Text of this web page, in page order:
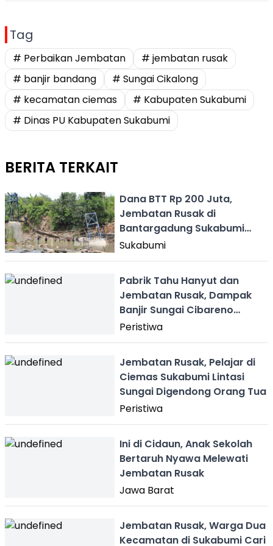
Tag
# Perbaikan Jembatan
# jembatan rusak
# banjir bandang
# Sungai Cikalong
# kecamatan ciemas
# Kabupaten Sukabumi
# Dinas PU Kabupaten Sukabumi
BERITA TERKAIT
Dana BTT Rp 200 Juta,
Jembatan Rusak di
Bantargadung Sukabumi
Kembali Dibangun
Sukabumi
Pabrik Tahu Hanyut dan
Jembatan Rusak, Dampak
Banjir Sungai Cibareno
Sukabumi
Peristiwa
Jembatan Rusak, Pelajar di
Ciemas Sukabumi Lintasi
Sungai Digendong Orang Tua
Peristiwa
Ini di Cidaun, Anak Sekolah
Bertaruh Nyawa Melewati
Jembatan Rusak
Jawa Barat
Jembatan Rusak, Warga Dua
Kecamatan di Sukabumi Cari